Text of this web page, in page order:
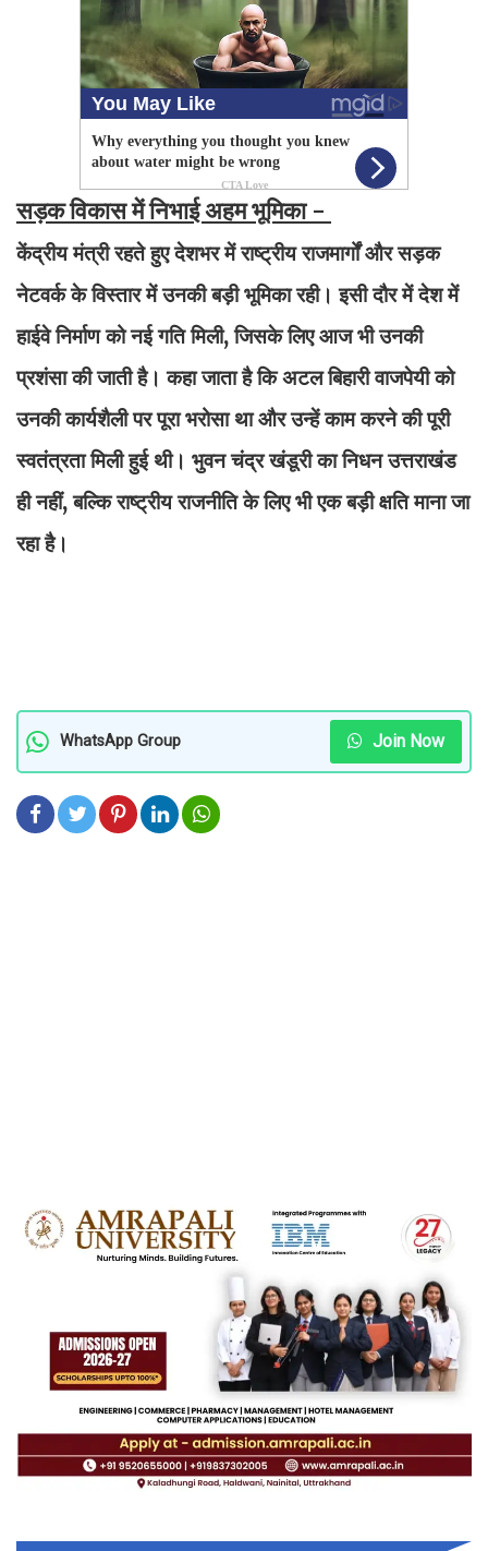
सड़क विकास में निभाई अहम भूमिका -
केंद्रीय मंत्री रहते हुए देशभर में राष्ट्रीय राजमार्गों और सड़क
नेटवर्क के विस्तार में उनकी बड़ी भूमिका रही। इसी दौर में देश में
हाईवे निर्माण को नई गति मिली, जिसके लिए आज भी उनकी
प्रशंसा की जाती है। कहा जाता है कि अटल बिहारी वाजपेयी को
उनकी कार्यशैली पर पूरा भरोसा था और उन्हें काम करने की पूरी
स्वतंत्रता मिली हुई थी। भुवन चंद्र खंडूरी का निधन उत्तराखंड
ही नहीं, बल्कि राष्ट्रीय राजनीति के लिए भी एक बड़ी क्षति माना जा
रहा है।
WhatsApp Group Join Now